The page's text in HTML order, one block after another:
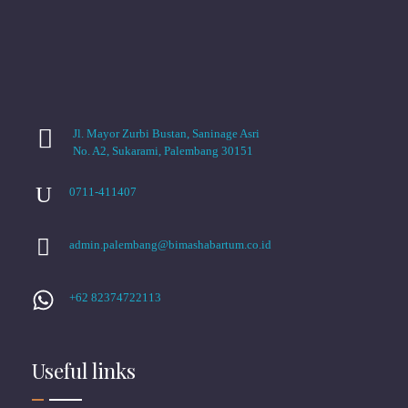
Jl. Mayor Zurbi Bustan, Saninage Asri
No. A2, Sukarami, Palembang 30151
0711-411407
admin.palembang@bimashabartum.co.id
+62 82374722113
Useful links